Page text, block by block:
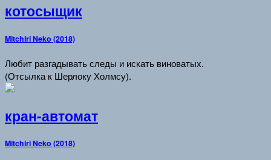
котосыщик
Mitchiri Neko (2018)
Любит разгадывать следы и искать виноватых.
(Отсылка к Шерлоку Холмсу).
кран-автомат
Mitchiri Neko (2018)